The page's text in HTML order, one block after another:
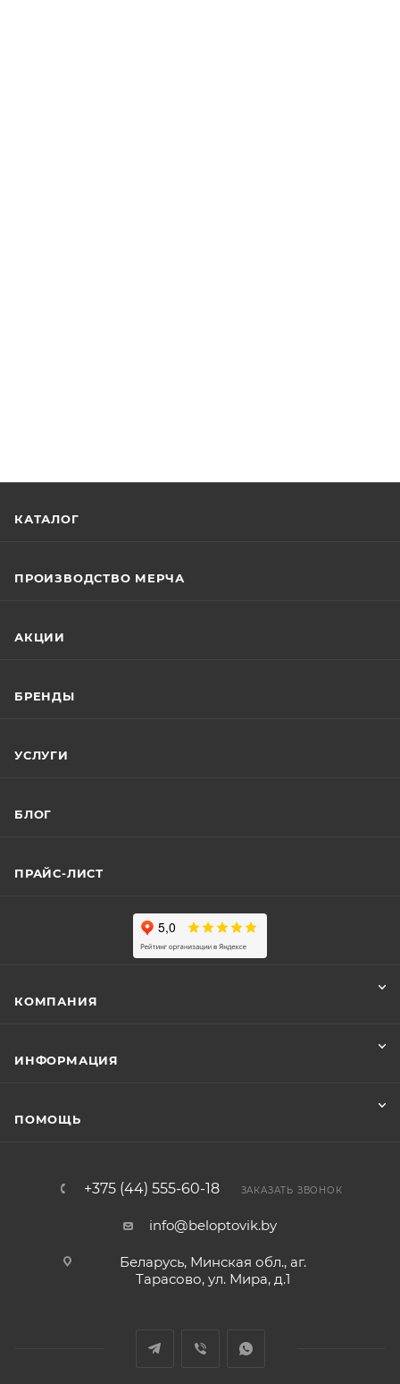
КАТАЛОГ
ПРОИЗВОДСТВО МЕРЧА
АКЦИИ
БРЕНДЫ
УСЛУГИ
БЛОГ
ПРАЙС-ЛИСТ
КОМПАНИЯ
ИНФОРМАЦИЯ
ПОМОЩЬ
+375 (44) 555-60-18 ЗАКАЗАТЬ ЗВОНОК
info@beloptovik.by
Беларусь, Минская обл., аг.
Тарасово, ул. Мира, д.1